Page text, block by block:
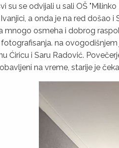
su se odvijali u sali OŠ
a onda je na red došao
mnogo osmeha i dobrog
na
Ćiricu i Saru Radović.
na vreme, starije je